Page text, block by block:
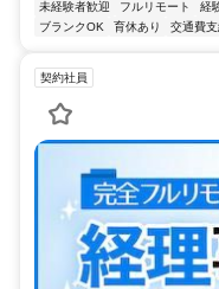
未経験者歓迎
フルリモート 経
ブランクOK
育休あり 交通費
契約社員